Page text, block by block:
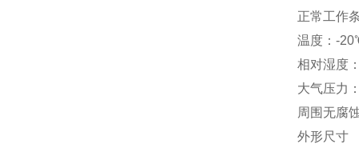
正常工作
温度：-
相对湿度
大气压力
周围无腐
外形尺寸